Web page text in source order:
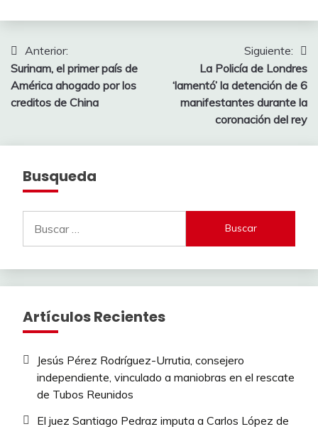
Navegación
de
entradas
Anterior:
Surinam, el primer país de
América ahogado por los
creditos de China
Siguiente:
La Policía de Londres
‘lamentó’ la detención de 6
manifestantes durante la
coronación del rey
Busqueda
Artículos Recientes
Jesús Pérez Rodríguez-Urrutia, consejero
independiente, vinculado a maniobras en el rescate
de Tubos Reunidos
El juez Santiago Pedraz imputa a Carlos López de